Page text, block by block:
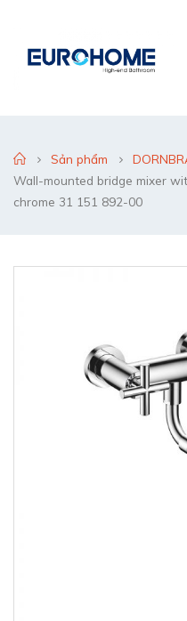
Sản phẩm
Wall-mounted bridge mixer
chrome 31 151 892-00